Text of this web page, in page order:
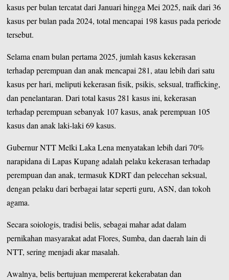
kasus per bulan tercatat dari Januari hingga Mei 2025, naik dari 36
kasus per bulan pada 2024, total mencapai 198 kasus pada periode
tersebut.
Selama enam bulan pertama 2025, jumlah kasus kekerasan
terhadap perempuan dan anak mencapai 281, atau lebih dari satu
kasus per hari, meliputi kekerasan fisik, psikis, seksual, trafficking,
dan penelantaran. Dari total kasus 281 kasus ini, kekerasan
terhadap perempuan sebanyak 107 kasus, anak perempuan 105
kasus dan anak laki-laki 69 kasus.
Gubernur NTT Melki Laka Lena menyatakan lebih dari 70%
narapidana di Lapas Kupang adalah pelaku kekerasan terhadap
perempuan dan anak, termasuk KDRT dan pelecehan seksual,
dengan pelaku dari berbagai latar seperti guru, ASN, dan tokoh
agama.
Secara soiologis, tradisi belis, sebagai mahar adat dalam
pernikahan masyarakat adat Flores, Sumba, dan daerah lain di
NTT, sering menjadi akar masalah.
Awalnya, belis bertujuan mempererat kekerabatan dan